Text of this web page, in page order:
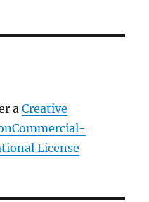
aCreative
License